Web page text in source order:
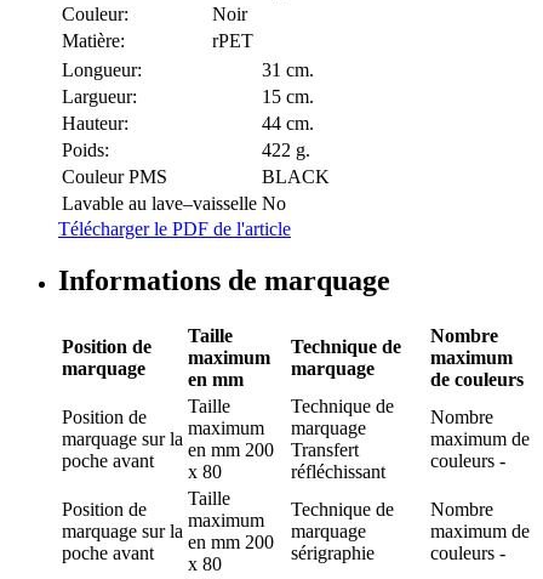
Couleur:
Noir
Matière:
rPET
Longueur:
31 cm.
Largueur:
15 cm.
Hauteur:
44 cm.
Poids:
422 g.
Couleur PMS
BLACK
Lavable au lave–vaisselle No
Télécharger le PDF de l'article
Informations de marquage
Position de
marquage
Taille
maximum
en mm
Technique de
marquage
Nombre
maximum
de couleurs
Position de
marquage sur la
poche avant
Taille
maximum
en mm 200
x 80
Technique de
marquage
Transfert
réfléchissant
Nombre
maximum de
couleurs -
Position de
marquage sur la
poche avant
Taille
maximum
en mm 200
x 80
Technique de
marquage
sérigraphie
Nombre
maximum de
couleurs -